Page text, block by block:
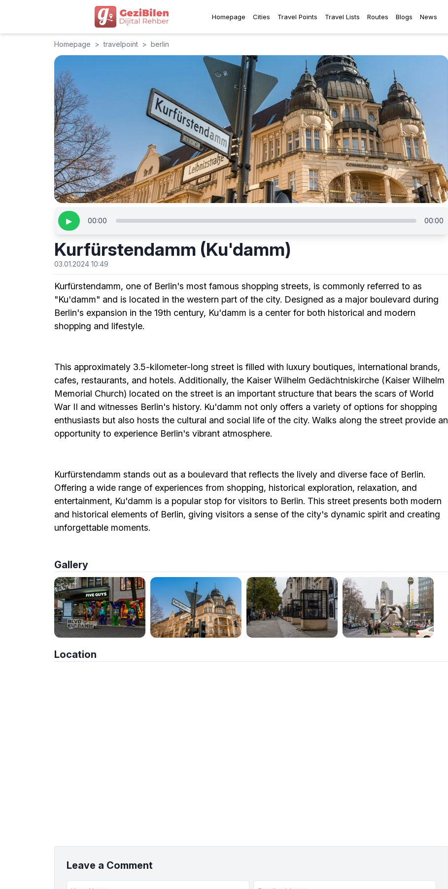
Homepage Cities Travel Points Travel Lists Routes Blogs News
Homepage > travelpoint > berlin
▶ 00:00 00:00
Kurfürstendamm (Ku'damm)
03.01.2024 10:49
Kurfürstendamm, one of Berlin's most famous shopping streets, is commonly referred to as
"Ku'damm" and is located in the western part of the city. Designed as a major boulevard during
Berlin's expansion in the 19th century, Ku'damm is a center for both historical and modern
shopping and lifestyle.
This approximately 3.5-kilometer-long street is filled with luxury boutiques, international brands,
cafes, restaurants, and hotels. Additionally, the Kaiser Wilhelm Gedächtniskirche (Kaiser Wilhelm
Memorial Church) located on the street is an important structure that bears the scars of World
War II and witnesses Berlin's history. Ku'damm not only offers a variety of options for shopping
enthusiasts but also hosts the cultural and social life of the city. Walks along the street provide an
opportunity to experience Berlin's vibrant atmosphere.
Kurfürstendamm stands out as a boulevard that reflects the lively and diverse face of Berlin.
Offering a wide range of experiences from shopping, historical exploration, relaxation, and
entertainment, Ku'damm is a popular stop for visitors to Berlin. This street presents both modern
and historical elements of Berlin, giving visitors a sense of the city's dynamic spirit and creating
unforgettable moments.
Gallery
Location
Leave a Comment